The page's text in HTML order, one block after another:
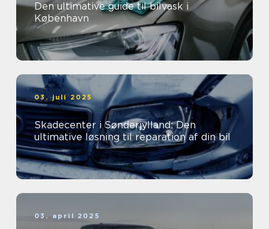
Den ultimative guide til bilvask i
København
03. juli 2025
Skadecenter i Sønderjylland: Den
ultimative løsning til reparation af din bil
03. april 2025